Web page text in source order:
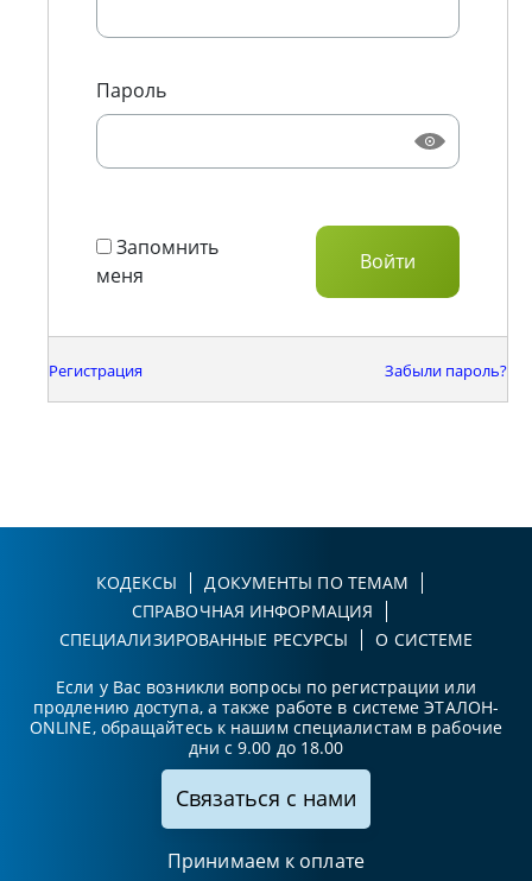
Пароль
Запомнить
меня
Регистрация Забыли пароль?
КОДЕКСЫ
ДОКУМЕНТЫ ПО ТЕМАМ
СПРАВОЧНАЯ ИНФОРМАЦИЯ
СПЕЦИАЛИЗИРОВАННЫЕ РЕСУРСЫ
О СИСТЕМЕ
Если у Вас возникли вопросы по регистрации или
продлению доступа, а также работе в системе ЭТАЛОН-
ONLINE, обращайтесь к нашим специалистам в рабочие
дни с 9.00 до 18.00
Связаться с нами
Принимаем к оплате